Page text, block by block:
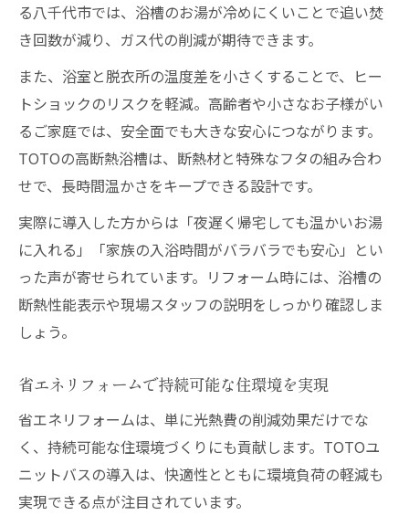
る八千代市では、浴槽のお湯が冷めにくいことで追い焚
き回数が減り、ガス代の削減が期待できます。
また、浴室と脱衣所の温度差を小さくすることで、ヒー
トショックのリスクを軽減。高齢者や小さなお子様がい
るご家庭では、安全面でも大きな安心につながります。
TOTOの高断熱浴槽は、断熱材と特殊なフタの組み合わ
せで、長時間温かさをキープできる設計です。
実際に導入した方からは「夜遅く帰宅しても温かいお湯
に入れる」「家族の入浴時間がバラバラでも安心」とい
った声が寄せられています。リフォーム時には、浴槽の
断熱性能表示や現場スタッフの説明をしっかり確認しま
しょう。
省エネリフォームで持続可能な住環境を実現
省エネリフォームは、単に光熱費の削減効果だけでな
く、持続可能な住環境づくりにも貢献します。TOTOユ
ニットバスの導入は、快適性とともに環境負荷の軽減も
実現できる点が注目されています。